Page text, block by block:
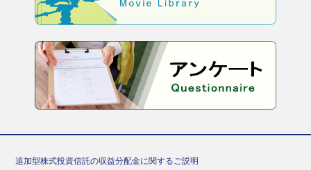
追加型株式投資信託の収益分配金に関するご説明